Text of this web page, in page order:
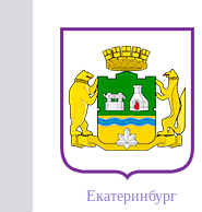
Екатеринбург